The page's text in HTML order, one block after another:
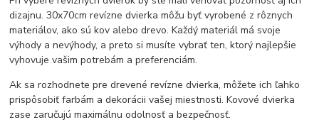
dizajnu. 30x70cm revízne dvierka môžu byť vyrobené z rôznych
materiálov, ako sú kov alebo drevo. Každý materiál má svoje
výhody a nevýhody, a preto si musíte vybrať ten, ktorý najlepšie
vyhovuje vašim potrebám a preferenciám.
Ak sa rozhodnete pre drevené revízne dvierka, môžete ich ľahko
prispôsobiť farbám a dekorácii vašej miestnosti. Kovové dvierka
zase zaručujú maximálnu odolnosť a bezpečnosť.